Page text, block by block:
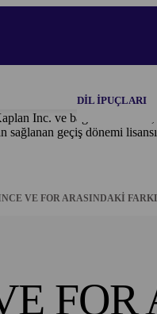
DIL IPUÇLARI
Inc. ve bağlı
geçiş dönemi
VE FOR ARASINDAKİ